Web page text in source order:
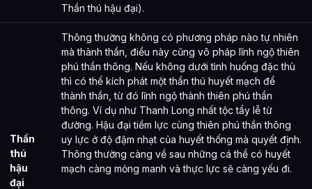
Thần thú hậu đại).
Thần
thú
hậu
đại
Thông thường không có phương pháp nào tự nhiên
mà thành thần, điều này cũng vô pháp lĩnh ngộ thiên
phú thần thông. Nếu không dưới tình huống đặc thù
thì có thể kích phát một thần thú huyết mạch để
thành thần, từ đó lĩnh ngộ thành thiên phú thần
thông. Ví dụ như Thanh Long nhất tộc tẩy lễ từ
đường. Hậu đại tiềm lực cùng thiên phú thần thông
uy lực ở độ đậm nhạt của huyết thống mà quyết định.
Thông thường càng về sau những cá thể có huyết
mạch càng mỏng manh và thực lực sẽ càng yếu đi.